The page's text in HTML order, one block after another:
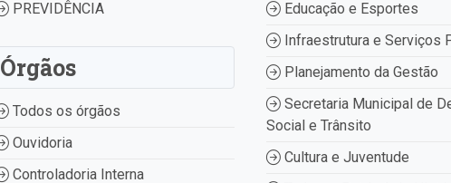
PREVIDÊNCIA
Órgãos
Todos os órgãos
Ouvidoria
Controladoria Interna
Educação e Esportes
Infraestrutura e Serviços
Planejamento da Gestão
Secretaria Municipal de
Social e Trânsito
Cultura e Juventude